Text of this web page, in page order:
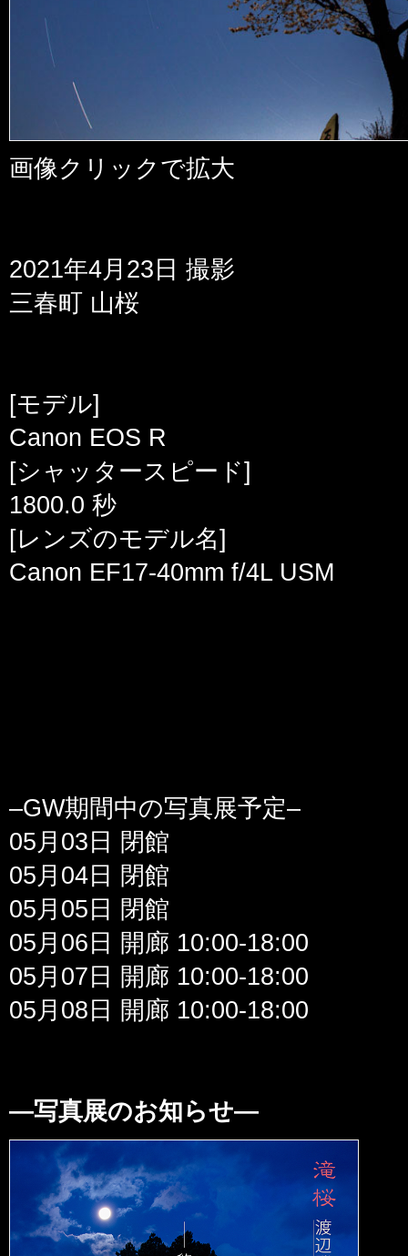
画像クリックで拡大
2021年4月23日 撮影
三春町 山桜
[モデル]
Canon EOS R
[シャッタースピード]
1800.0 秒
[レンズのモデル名]
Canon EF17-40mm f/4L USM
–GW期間中の写真展予定–
05月03日 閉館
05月04日 閉館
05月05日 閉館
05月06日 開廊 10:00-18:00
05月07日 開廊 10:00-18:00
05月08日 開廊 10:00-18:00
—写真展のお知らせ—